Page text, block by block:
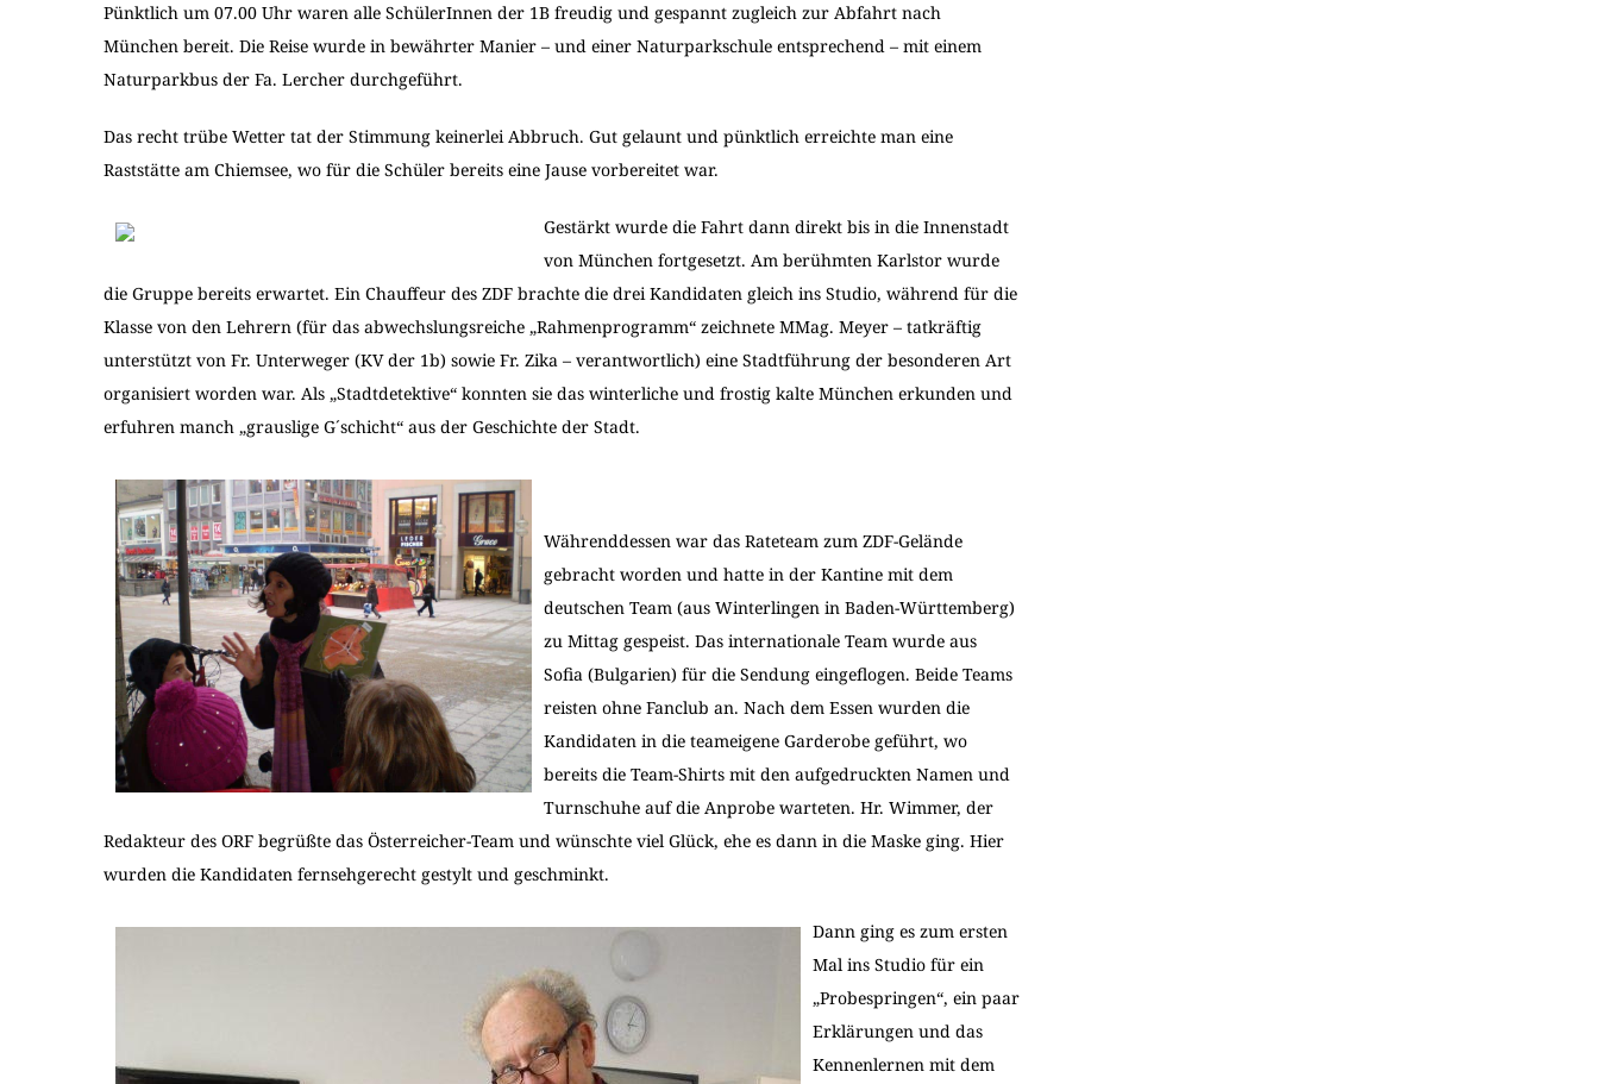
Pünktlich um 07.00 Uhr waren alle SchülerInnen der 1B freudig und gespannt zugleich zur Abfahrt nach
München bereit. Die Reise wurde in bewährter Manier – und einer Naturparkschule entsprechend – mit einem
Naturparkbus der Fa. Lercher durchgeführt.
Das recht trübe Wetter tat der Stimmung keinerlei Abbruch. Gut gelaunt und pünktlich erreichte man eine
Raststätte am Chiemsee, wo für die Schüler bereits eine Jause vorbereitet war.
Gestärkt wurde die Fahrt dann direkt bis in die Innenstadt
von München fortgesetzt. Am berühmten Karlstor wurde
die Gruppe bereits erwartet. Ein Chauffeur des ZDF brachte die drei Kandidaten gleich ins Studio, während für die
Klasse von den Lehrern (für das abwechslungsreiche „Rahmenprogramm“ zeichnete MMag. Meyer – tatkräftig
unterstützt von Fr. Unterweger (KV der 1b) sowie Fr. Zika – verantwortlich) eine Stadtführung der besonderen Art
organisiert worden war. Als „Stadtdetektive“ konnten sie das winterliche und frostig kalte München erkunden und
erfuhren manch „grauslige G´schicht“ aus der Geschichte der Stadt.
Währenddessen war das Rateteam zum ZDF-Gelände
gebracht worden und hatte in der Kantine mit dem
deutschen Team (aus Winterlingen in Baden-Württemberg)
zu Mittag gespeist. Das internationale Team wurde aus
Sofia (Bulgarien) für die Sendung eingeflogen. Beide Teams
reisten ohne Fanclub an. Nach dem Essen wurden die
Kandidaten in die teameigene Garderobe geführt, wo
bereits die Team-Shirts mit den aufgedruckten Namen und
Turnschuhe auf die Anprobe warteten. Hr. Wimmer, der
Redakteur des ORF begrüßte das Österreicher-Team und wünschte viel Glück, ehe es dann in die Maske ging. Hier
wurden die Kandidaten fernsehgerecht gestylt und geschminkt.
Dann ging es zum ersten
Mal ins Studio für ein
„Probespringen“, ein paar
Erklärungen und das
Kennenlernen mit dem